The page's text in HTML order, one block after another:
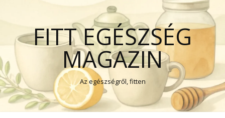
FITT EGÉSZSÉG
MAGAZIN
Az egészségről, fitten